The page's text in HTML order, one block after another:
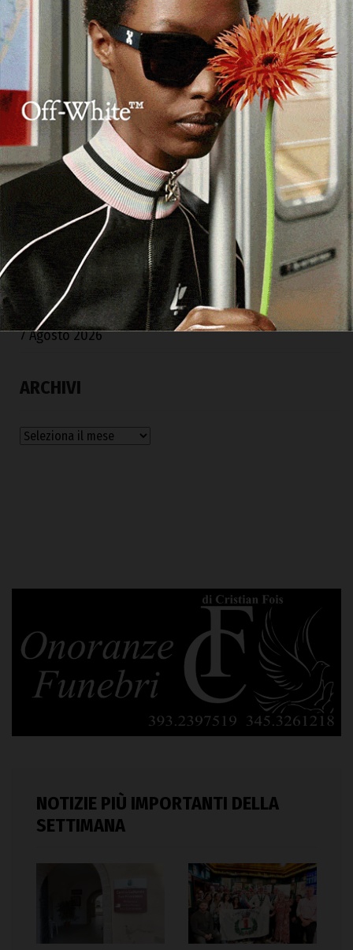
Criticità nella biblioteca di Ozieri, arrivano le repliche
dell’Istituzione San Michele e del Comune
8 Agosto 2026
Storico gemellaggio tra le due Ardara: l’Europa unisce
Sardegna e Irlanda contro lo spopolamento
8 Agosto 2026
Olbia, a fuoco due furgoni e un deposito attrezzi8
Agosto 2026
Olbia. Controlli di GdiF e ADM all’aeroporto: sequestrati
sabbia e alimenti senza certificazione
8 Agosto 2026
Ad Alà dei Sardi la XXIII Rassegna Internazionale del
Folklore
7 Agosto 2026
ARCHIVI
Archivi
NOTIZIE PIÙ IMPORTANTI DELLA
SETTIMANA